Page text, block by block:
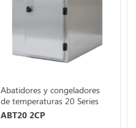
Abatidores y congeladores
de temperaturas 20 Series
ABT20 2CP